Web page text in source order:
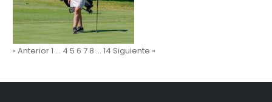
« Anterior1 … 4 5 6 7 8 … 14 Siguiente »